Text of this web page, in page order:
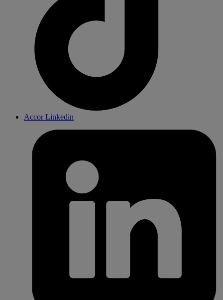
Accor Linkedin